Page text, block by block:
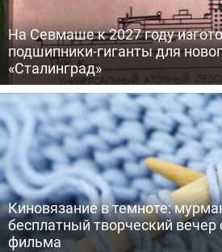
На Севмаше к 2027 году
подшипники-гиганты для
«Сталинград»
Киновязание в темноте:
бесплатный творческий
фильма